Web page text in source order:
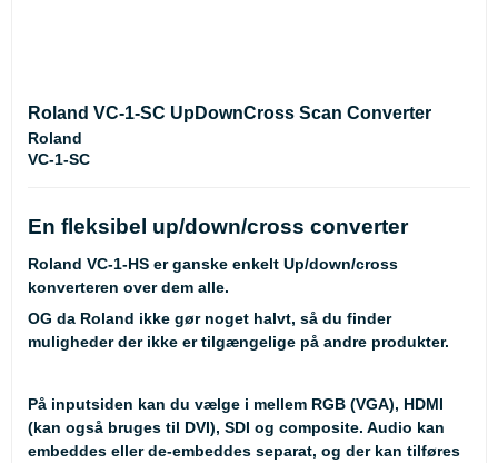
Roland VC-1-SC UpDownCross Scan Converter
Roland
VC-1-SC
En fleksibel up/down/cross converter
Roland VC-1-HS er ganske enkelt Up/down/cross
konverteren over dem alle.
OG da Roland ikke gør noget halvt, så du finder
muligheder der ikke er tilgængelige på andre produkter.
På inputsiden kan du vælge i mellem RGB (VGA), HDMI
(kan også bruges til DVI), SDI og composite. Audio kan
embeddes eller de-embeddes separat, og der kan tilføres